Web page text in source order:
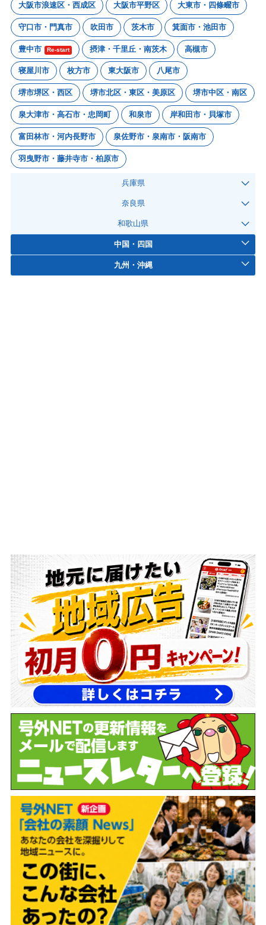
大阪市浪速区・西成区 大阪市平野区 大東市・四條畷市
守口市・門真市 吹田市 茨木市 箕面市・池田市
豊中市 Re-start 摂津・千里丘・南茨木 高槻市
寝屋川市 枚方市 東大阪市 八尾市
堺市堺区・西区 堺市北区・東区・美原区 堺市中区・南区
泉大津市・高石市・忠岡町 和泉市 岸和田市・貝塚市
富田林市・河内長野市 泉佐野市・泉南市・阪南市
羽曳野市・藤井寺市・柏原市
兵庫県
奈良県
和歌山県
中国・四国
九州・沖縄